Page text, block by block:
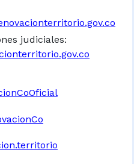
judiciales: